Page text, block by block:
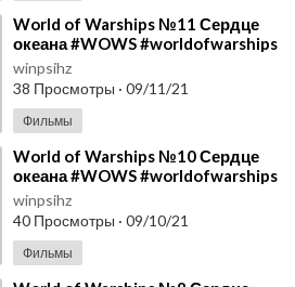
⁣World of Warships №11 Сердце
океана #WOWS #worldofwarships
#Winpsih
winpsihz
38 Просмотры · 09/11/21
Фильмы
⁣World of Warships №10 Сердце
океана #WOWS #worldofwarships
#Winpsih
winpsihz
40 Просмотры · 09/10/21
Фильмы